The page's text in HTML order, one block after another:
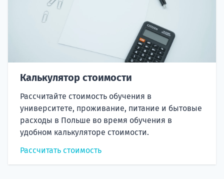
Калькулятор стоимости
Рассчитайте стоимость обучения в
университете, проживание, питание и бытовые
расходы в Польше во время обучения в
удобном калькуляторе стоимости.
Рассчитать стоимость